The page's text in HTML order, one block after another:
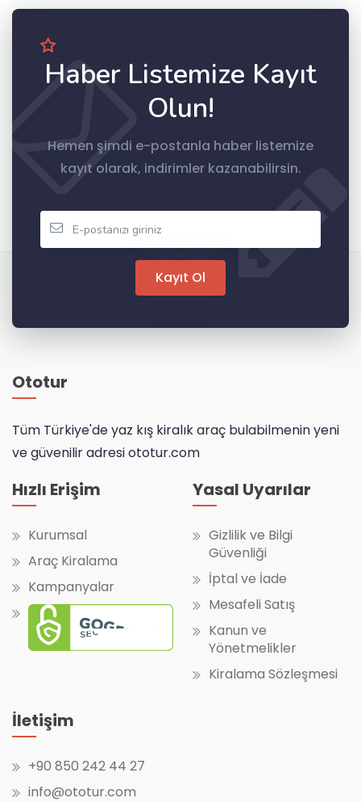
Haber Listemize Kayıt
Olun!
Hemen şimdi e-postanla haber listemize
kayıt olarak, indirimler kazanabilirsin.
Kayıt Ol
Ototur
Tüm Türkiye'de yaz kış kiralık araç bulabilmenin yeni
ve güvenilir adresi ototur.com
Hızlı Erişim
Kurumsal
Araç Kiralama
Kampanyalar
Yasal Uyarılar
Gizlilik ve Bilgi
Güvenliği
İptal ve İade
Mesafeli Satış
Kanun ve
Yönetmelikler
Kiralama Sözleşmesi
İletişim
+90 850 242 44 27
info@ototur.com